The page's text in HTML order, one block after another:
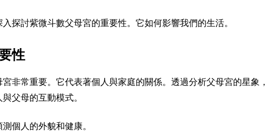
探討紫微斗數父母宮的重要性。它如何影響我們的生活。
性
非常重要。它代表著個人與家庭的關係。透過分析父母宮的星象，
父母的互動模式。
個人的外貌和健康。